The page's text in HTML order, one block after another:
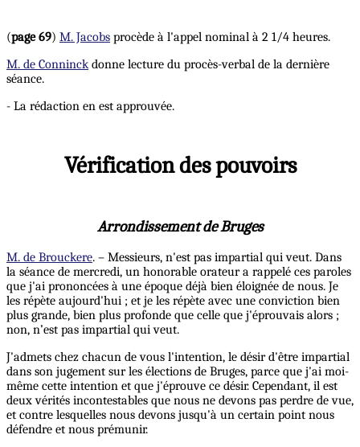
(page 69) M. Jacobs procède à l'appel nominal à 2 1/4 heures.
M. de Conninckdonne lecture du procès-verbal de la dernière
séance.
- La rédaction en est approuvée.
Vérification des pouvoirs
Arrondissement de Bruges
M. de Brouckere. – Messieurs, n'est pas impartial qui veut. Dans
la séance de mercredi, un honorable orateur a rappelé ces paroles
que j'ai prononcées à une époque déjà bien éloignée de nous. Je
les répète aujourd'hui ; et je les répète avec une conviction bien
plus grande, bien plus profonde que celle que j'éprouvais alors ;
non, n’est pas impartial qui veut.
J'admets chez chacun de vous l'intention, le désir d'être impartial
dans son jugement sur les élections de Bruges, parce que j'ai moi-
même cette intention et que j'éprouve ce désir. Cependant, il est
deux vérités incontestables que nous ne devons pas perdre de vue,
et contre lesquelles nous devons jusqu'à un certain point nous
défendre et nous prémunir.